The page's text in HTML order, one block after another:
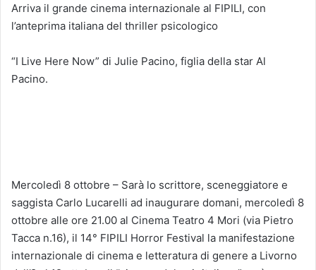
Arriva il grande cinema internazionale al FIPILI, con
l’anteprima italiana del thriller psicologico
“I Live Here Now” di Julie Pacino, figlia della star Al
Pacino.
Mercoledì 8 ottobre – Sarà lo scrittore, sceneggiatore e
saggista Carlo Lucarelli ad inaugurare domani, mercoledì 8
ottobre alle ore 21.00 al Cinema Teatro 4 Mori (via Pietro
Tacca n.16), il 14° FIPILI Horror Festival la manifestazione
internazionale di cinema e letteratura di genere a Livorno